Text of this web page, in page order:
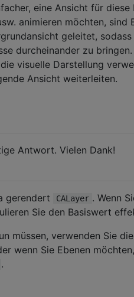
eine Ansicht für
animieren möchten, sind
geleitet,
durcheinander zu
visuelle Darstellung
Ansicht weiterleiten.
Antwort. Vielen Dank!
gerendert CALayer . Wenn
Sie den Basiswert
müssen, verwenden Sie die
wenn Sie Ebenen
.